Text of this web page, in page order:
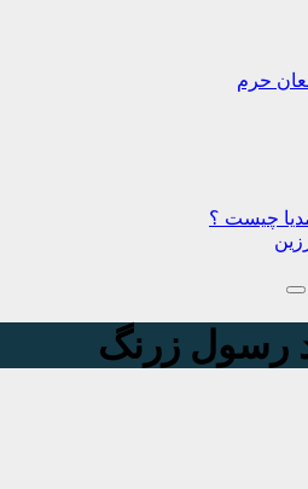
حرم
چیست ؟
رسول زرنگ